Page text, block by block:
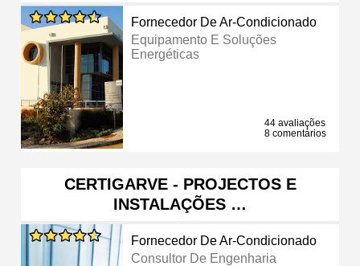
Fornecedor De Ar-Condicionado
Equipamento E Soluções
Energéticas
44 avaliações
8 comentários
CERTIGARVE - PROJECTOS E
INSTALAÇÕES …
Fornecedor De Ar-Condicionado
Consultor De Engenharia